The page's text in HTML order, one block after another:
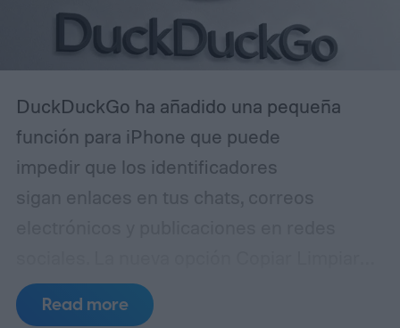
DuckDuckGo ha añadido una pequeña
función para iPhone que puede
impedir que los identificadores
sigan enlaces en tus chats, correos
Enlace del navegador elimina parámetros
innecesarios antes de colocar una
Read more